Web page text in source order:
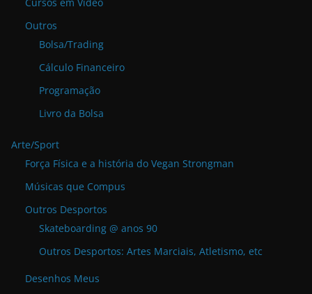
Outros
Bolsa/Trading
Cálculo Financeiro
Programação
Livro da Bolsa
Arte/Sport
Força Física e a história do Vegan Strongman
Músicas que Compus
Outros Desportos
Skateboarding @ anos 90
Outros Desportos: Artes Marciais, Atletismo, etc
Desenhos Meus